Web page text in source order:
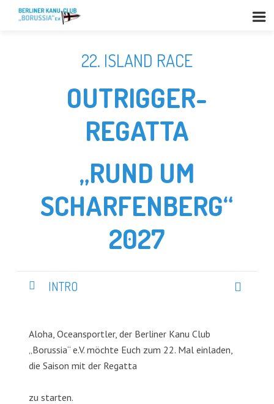
22. ISLAND RACE
OUTRIGGER-
REGATTA
„RUND UM
SCHARFENBERG“
2027
INTRO
Aloha, Oceansportler, der Berliner Kanu Club
„Borussia“ e.V. möchte Euch zum 22. Mal einladen,
die Saison mit der Regatta
zu starten.